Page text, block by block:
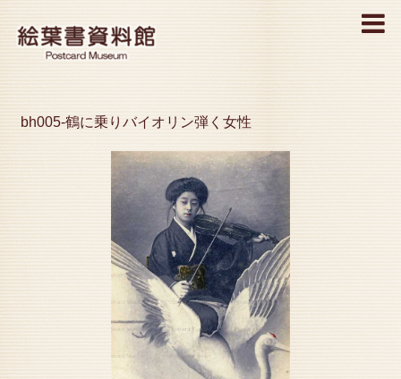
MENU
bh005-鶴に乗りバイオリン弾く女性